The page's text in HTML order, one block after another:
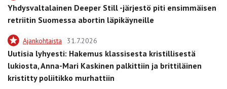
Yhdysvaltalainen Deeper Still -järjestö piti ensimmäisen
retriitin Suomessa abortin läpikäyneille
Ajankohtaista 31.7.2026
Uutisia lyhyesti: Hakemus klassisesta kristillisestä
lukiosta, Anna-Mari Kaskinen palkittiin ja brittiläinen
kristitty poliitikko murhattiin